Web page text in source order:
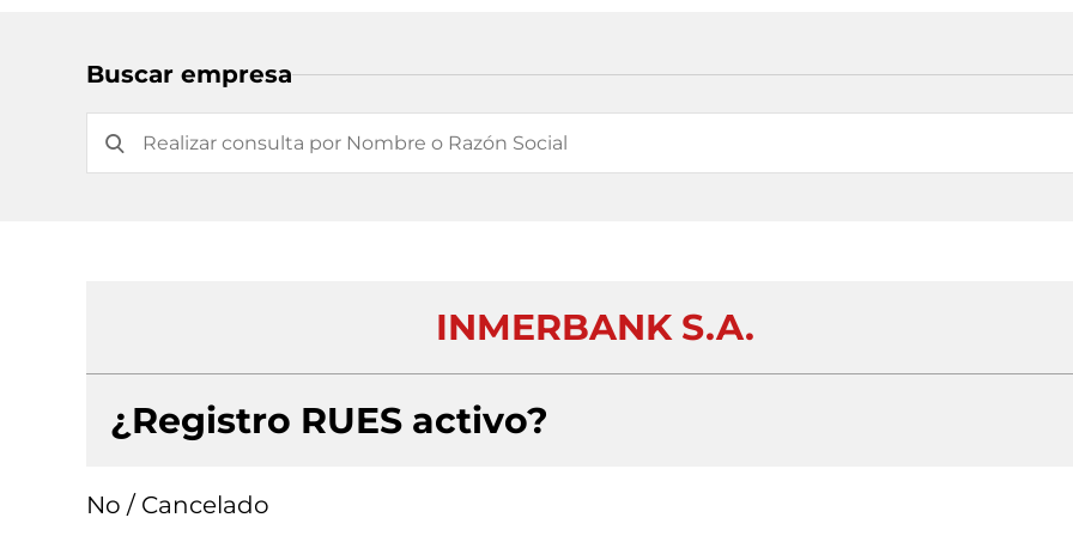
Buscar empresa
INMERBANK S.A.
¿Registro RUES activo?
No / Cancelado